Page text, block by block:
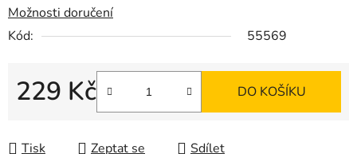
Možnosti doručení
Kód:
55569
229 Kč DO KOŠÍKU
Tisk Zeptat se Sdílet